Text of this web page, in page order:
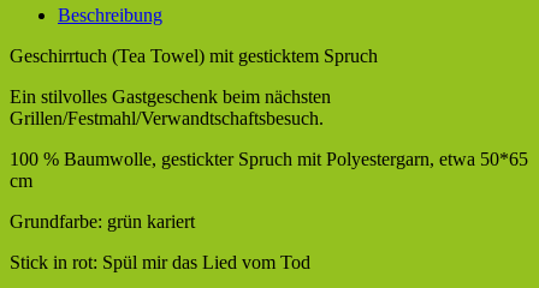
Beschreibung
Geschirrtuch (Tea Towel) mit gesticktem Spruch
Ein stilvolles Gastgeschenk beim nächsten
Grillen/Festmahl/Verwandtschaftsbesuch.
100 % Baumwolle, gestickter Spruch mit Polyestergarn, etwa 50*65
cm
Grundfarbe: grün kariert
Stick in rot: Spül mir das Lied vom Tod